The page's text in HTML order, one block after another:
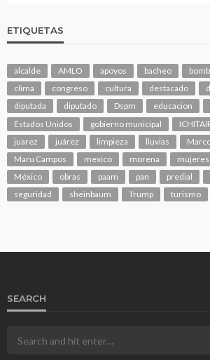
ETIQUETAS
alcalde AMLO apoyos bacheo
clima
congreso cultura destacado
diputada
diputado Dspm educacion
Estados Unidos
gobierno municipal
juarez
juárez limpieza lluvias
Maru Campos
mexico morena mujeres
México
obras paam pan predial
seguridad
sheinbaum Trump turismo
SEARCH